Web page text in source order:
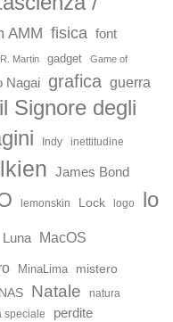
AMM fisica font
Martin gadget Game of
Nagai grafica guerra
il Signore degli
Indy inettitudine
James Bond
lemonskin Lock logo
lo
Luna MacOS
MinaLima mistero
NAS Natale natura
speciale perdite